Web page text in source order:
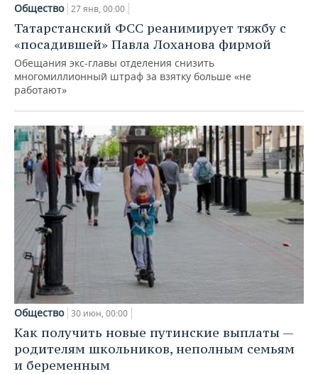
Общество 27 янв, 00:00
Татарстанский ФСС реанимирует тяжбу с
«посадившей» Павла Лоханова фирмой
Обещания экс-главы отделения снизить
многомиллионный штраф за взятку больше «не
работают»
Общество 30 июн, 00:00
Как получить новые путинские выплаты —
родителям школьников, неполным семьям
и беременным